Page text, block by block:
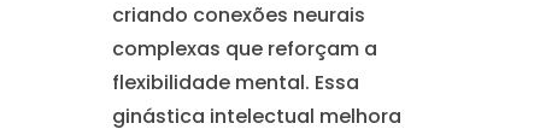
criando conexões neurais
complexas que reforçam a
flexibilidade mental. Essa
ginástica intelectual melhora